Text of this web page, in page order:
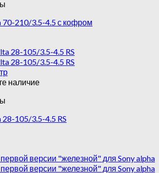
210/3.5-4.5 с кофром
наличие
105/3.5-4.5 RS